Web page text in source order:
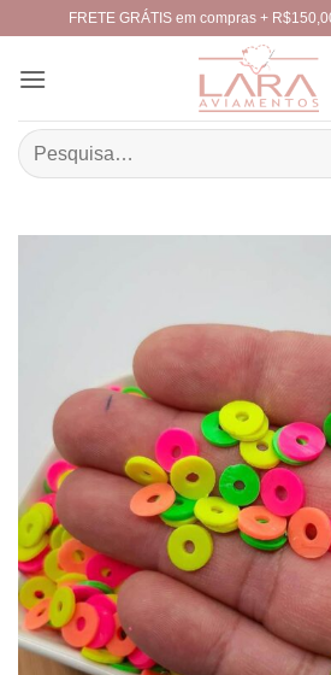
content
FRETE GRÁTIS em compras +
Pesquisar
por: